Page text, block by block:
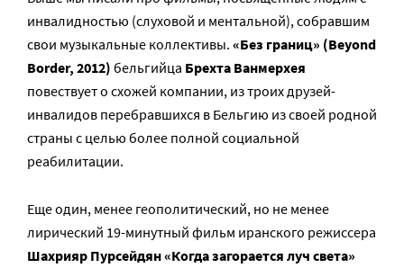
инвалидностью (слуховой и ментальной), собравшим
свои музыкальные коллективы. «Без границ» (Beyond
Border, 2012) бельгийца Брехта Ванмерхея
повествует о схожей компании, из троих друзей-
инвалидов перебравшихся в Бельгию из своей родной
страны с целью более полной социальной
реабилитации.
Еще один, менее геополитический, но не менее
лирический 19-минутный фильм иранского режиссера
Шахрияр Пурсейдян «Когда загорается луч света»